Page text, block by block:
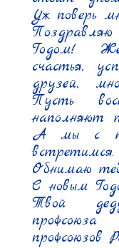
Уж поверь
Годом!
счастья,
друзей,
Пусть
наполняют
А мы с
встретимся.
Обнимаю
С новым
Твой
профсоюзов